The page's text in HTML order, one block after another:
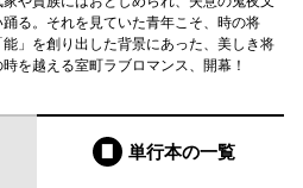
る。それを見ていた青年こそ、時の将
」を創り出した背景にあった、美しき将
を越える室町ラブロマンス、開幕！
単行本の一覧